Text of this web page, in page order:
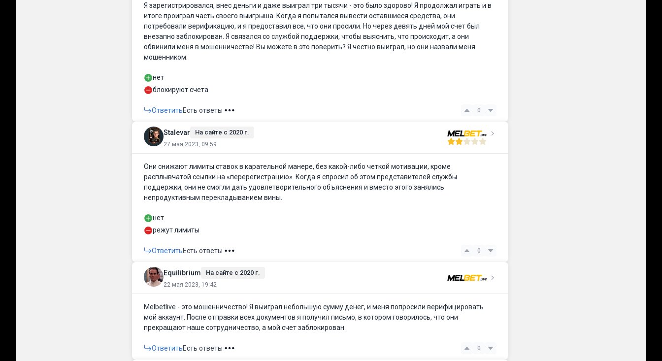
Я зарегистрировался, внес деньги и даже выиграл три тысячи - это было здорово! Я продолжал играть и в
итоге проиграл часть своего выигрыша. Когда я попытался вывести оставшиеся средства, они
потребовали верификацию, и я предоставил все, что они просили. Но через девять дней мой счет был
внезапно заблокирован. Я связался со службой поддержки, чтобы выяснить, что происходит, а они
обвинили меня в мошенничестве! Вы можете в это поверить? Я честно выиграл, но они назвали меня
мошенником.
нет
блокируют счета
ОтветитьЕсть ответы 0
Stalevar На сайте c 2020 г.
27 мая 2023, 09:59
Они снижают лимиты ставок в карательной манере, без какой-либо четкой мотивации, кроме
расплывчатой ссылки на «перерегистрацию». Когда я спросил об этом представителей службы
поддержки, они не смогли дать удовлетворительного объяснения и вместо этого занялись
непродуктивным перекладыванием вины.
нет
режут лимиты
ОтветитьЕсть ответы 0
Equilibrium На сайте c 2020 г.
22 мая 2023, 19:42
Melbetlive - это мошенничество! Я выиграл небольшую сумму денег, и меня попросили верифицировать
мой аккаунт. После отправки всех документов я получил письмо, в котором говорилось, что они
прекращают наше сотрудничество, а мой счет заблокирован.
ОтветитьЕсть ответы 0